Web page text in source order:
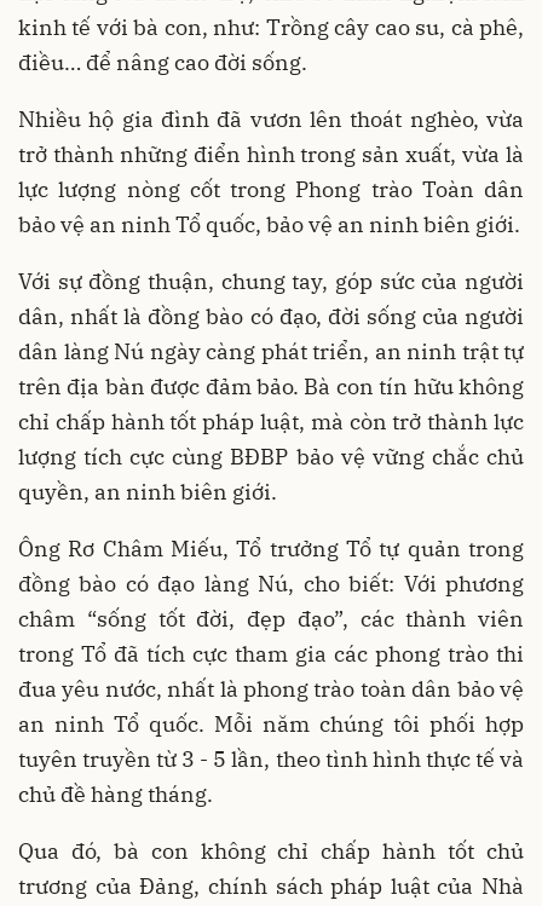
kinh tế với bà con, như: Trồng cây cao su, cà phê,
điều… để nâng cao đời sống.
Nhiều hộ gia đình đã vươn lên thoát nghèo, vừa
trở thành những điển hình trong sản xuất, vừa là
lực lượng nòng cốt trong Phong trào Toàn dân
bảo vệ an ninh Tổ quốc, bảo vệ an ninh biên giới.
Với sự đồng thuận, chung tay, góp sức của người
dân, nhất là đồng bào có đạo, đời sống của người
dân làng Nú ngày càng phát triển, an ninh trật tự
trên địa bàn được đảm bảo. Bà con tín hữu không
chỉ chấp hành tốt pháp luật, mà còn trở thành lực
lượng tích cực cùng BĐBP bảo vệ vững chắc chủ
quyền, an ninh biên giới.
Ông Rơ Châm Miếu, Tổ trưởng Tổ tự quản trong
đồng bào có đạo làng Nú, cho biết: Với phương
châm “sống tốt đời, đẹp đạo”, các thành viên
trong Tổ đã tích cực tham gia các phong trào thi
đua yêu nước, nhất là phong trào toàn dân bảo vệ
an ninh Tổ quốc. Mỗi năm chúng tôi phối hợp
tuyên truyền từ 3 - 5 lần, theo tình hình thực tế và
chủ đề hàng tháng.
Qua đó, bà con không chỉ chấp hành tốt chủ
trương của Đảng, chính sách pháp luật của Nhà